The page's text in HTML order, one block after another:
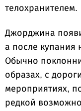
телохранителем.
Джорджина
а после купания
Обычно
образах, с
мероприятиях,
редкой